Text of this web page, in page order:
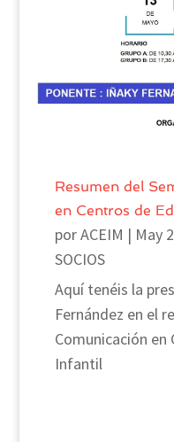
Resumen del
en Centros de
porACEIM | May
SOCIOS
Aquí tenéis la
Fernández en el
Comunicación en
Infantil